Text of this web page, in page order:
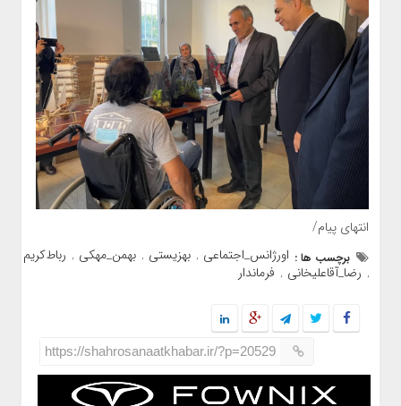
انتهای پیام/
برچسب ها : اورژانس_اجتماعی , بهزیستی , بهمن_مهکی , رباط‌کریم
, رضا_آقاعلیخانی , فرماندار
https://shahrosanaatkhabar.ir/?p=20529